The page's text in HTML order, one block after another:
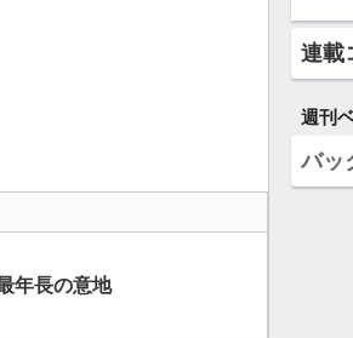
年長の意地
連載
週刊
バッ